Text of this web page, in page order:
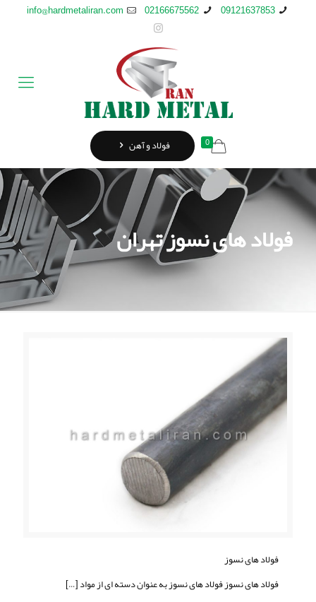
09121637853
02166675562
info@hardmetaliran.com
0 فولاد و آهن
فولاد های نسوز تهران
فولاد های نسوز
فولاد های نسوز فولاد های نسوز به عنوان دسته ای از مواد[…]